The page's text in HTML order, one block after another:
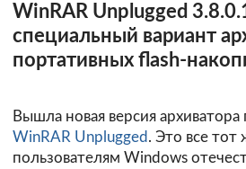
WinRAR Unplugged
специальный вариант
портативных flash-
Вышла новая версия
WinRAR Unplugged . Это все тот
пользователям Windows